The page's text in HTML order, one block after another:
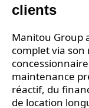
clients
Manitou Group
complet via
maintenance
réactif, du
de location